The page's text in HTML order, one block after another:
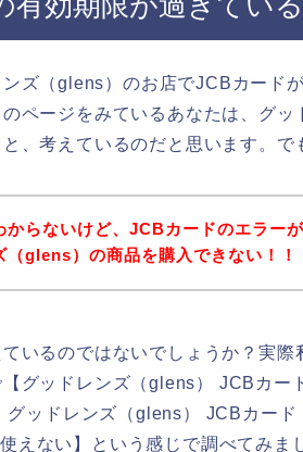
ズ（glens）のお店でJCBカード
ページをみているあなたは、グ
、考えているのだと思います。で
からないけど、JCBカードのエラー
（glens）の商品を購入できない！！
いるのではないでしょうか？実際
グッドレンズ（glens） JCBカー
ッドレンズ（glens） JCBカー
えない】という感じで調べてみま